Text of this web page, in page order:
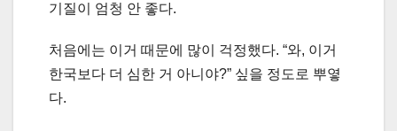
기질이 엄청 안 좋다.
처음에는 이거 때문에 많이 걱정했다. “와, 이거
한국보다 더 심한 거 아니야?” 싶을 정도로 뿌옇
다.